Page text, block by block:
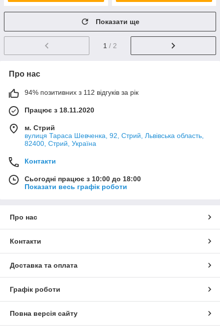
Показати ще
1 / 2
Про нас
94% позитивних з 112 відгуків за рік
Працює з 18.11.2020
м. Стрий
вулиця Тараса Шевченка, 92, Стрий, Львівська область,
82400, Стрий, Україна
Контакти
Сьогодні працює з 10:00 до 18:00
Показати весь графік роботи
Про нас
Контакти
Доставка та оплата
Графік роботи
Повна версія сайту